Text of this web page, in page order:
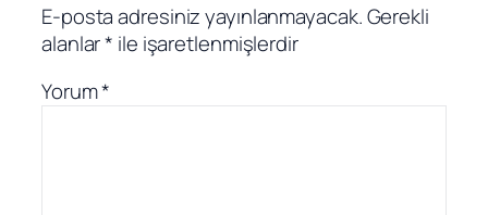
E-posta adresiniz yayınlanmayacak.Gerekli
alanlar* ile işaretlenmişlerdir
Yorum*